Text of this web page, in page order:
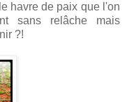
havre de paix que l'on
sans relâche mais
?!